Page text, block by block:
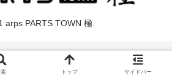
arps PARTS TOWN 極.
トップ サイドバー